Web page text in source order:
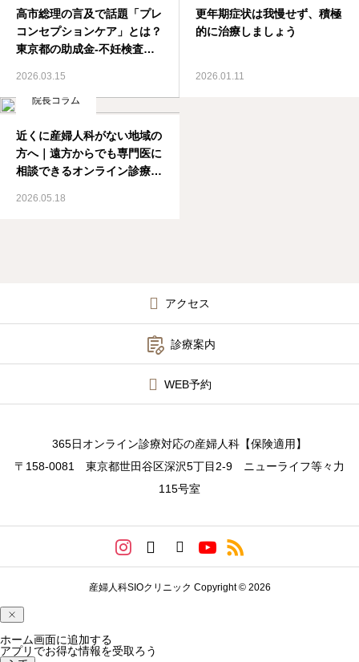
高市総理の言及で話題「プレ
コンセプションケア」とは？
東京都の助成金-不妊検査等
2026.03.15
更年期症状は我慢せず、積極
的に治療しましょう
2026.01.11
院長コラム
近くに産婦人科がない地域の
方へ｜遠方からでも専門医に
相談できるオンライン診療の
2026.05.18
アクセス
 診療案内
WEB予約
365日オンライン診療対応の産婦人科【保険適用】
〒158-0081 東京都世田谷区深沢5丁目2-9 ニューライフ等々力
115号室
産婦人科SIOクリニック Copyright © 2026
ホーム画面に追加する
アプリでお得な情報を受取ろう